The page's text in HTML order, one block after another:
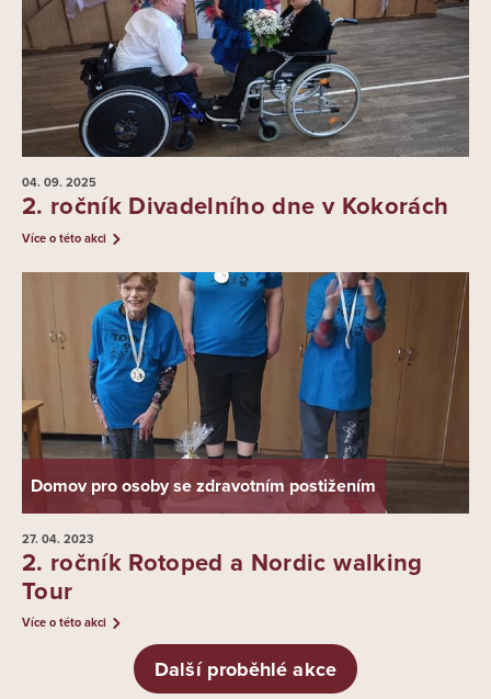
04. 09. 2025
2. ročník Divadelního dne v Kokorách
Více o této akci
Domov pro osoby se zdravotním postižením
27. 04. 2023
2. ročník Rotoped a Nordic walking
Tour
Více o této akci
Další proběhlé akce